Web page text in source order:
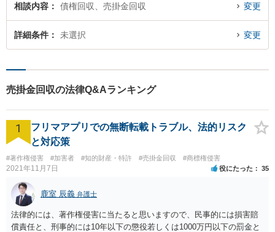
相談内容 債権回収、売掛金回収 変更
詳細条件 未選択 変更
売掛金回収の法律Q&Aランキング
1
フリマアプリでの無断転載トラブル、法的リスク
と対応策
#著作権侵害 #加害者 #知的財産・特許 #売掛金回収 #商標権侵害
2021年11月7日 役にたった 35
鹿室 辰義 弁護士
法律的には、著作権侵害に当たると思いますので、民事的には損害賠
償責任と、刑事的には10年以下の懲役若しくは1000万円以下の罰金と